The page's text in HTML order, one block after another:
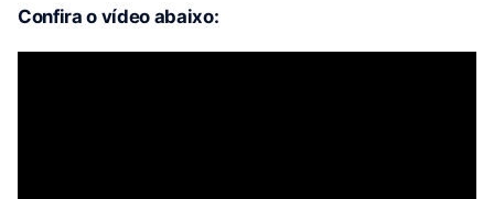
Confira o vídeo abaixo: